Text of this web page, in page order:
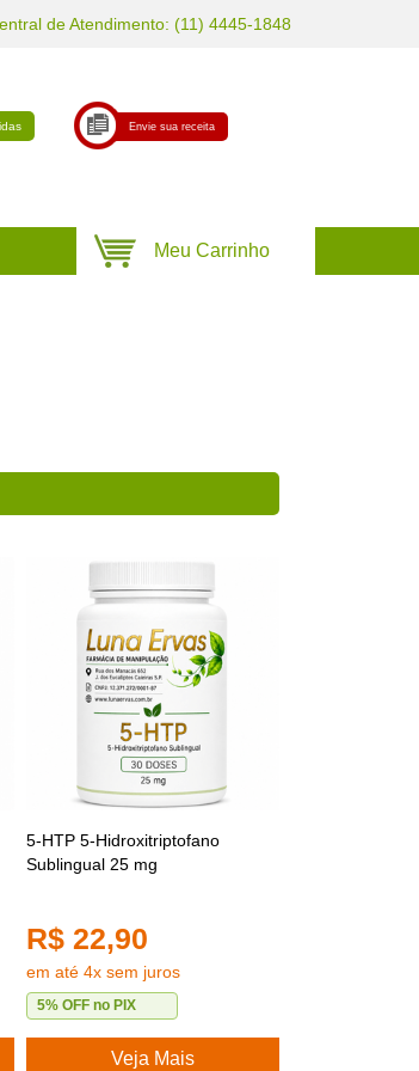
de Atendimento: (11) 4445-1848
Envie sua receita
5-HTP 5-Hidroxitriptofano
Sublingual 25 mg
R$ 22,90
em até 4x sem juros
5% OFF no PIX
Veja Mais